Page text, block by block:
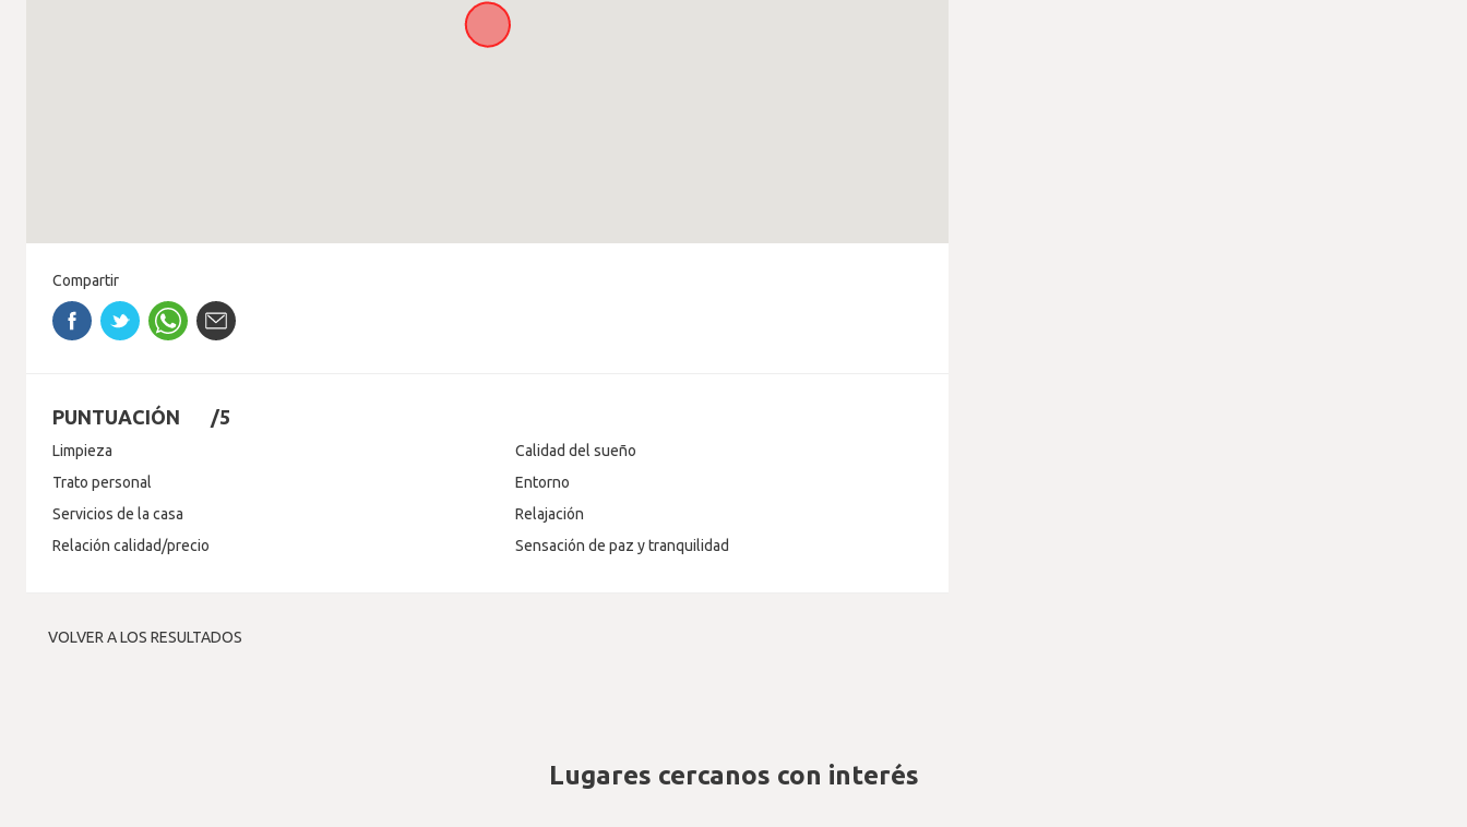
Compartir
PUNTUACIÓN /5
Limpieza
Trato personal
Servicios de la casa
Relación calidad/precio
Calidad del sueño
Entorno
Relajación
Sensación de paz y tranquilidad
VOLVER A LOS RESULTADOS
Lugares cercanos con interés